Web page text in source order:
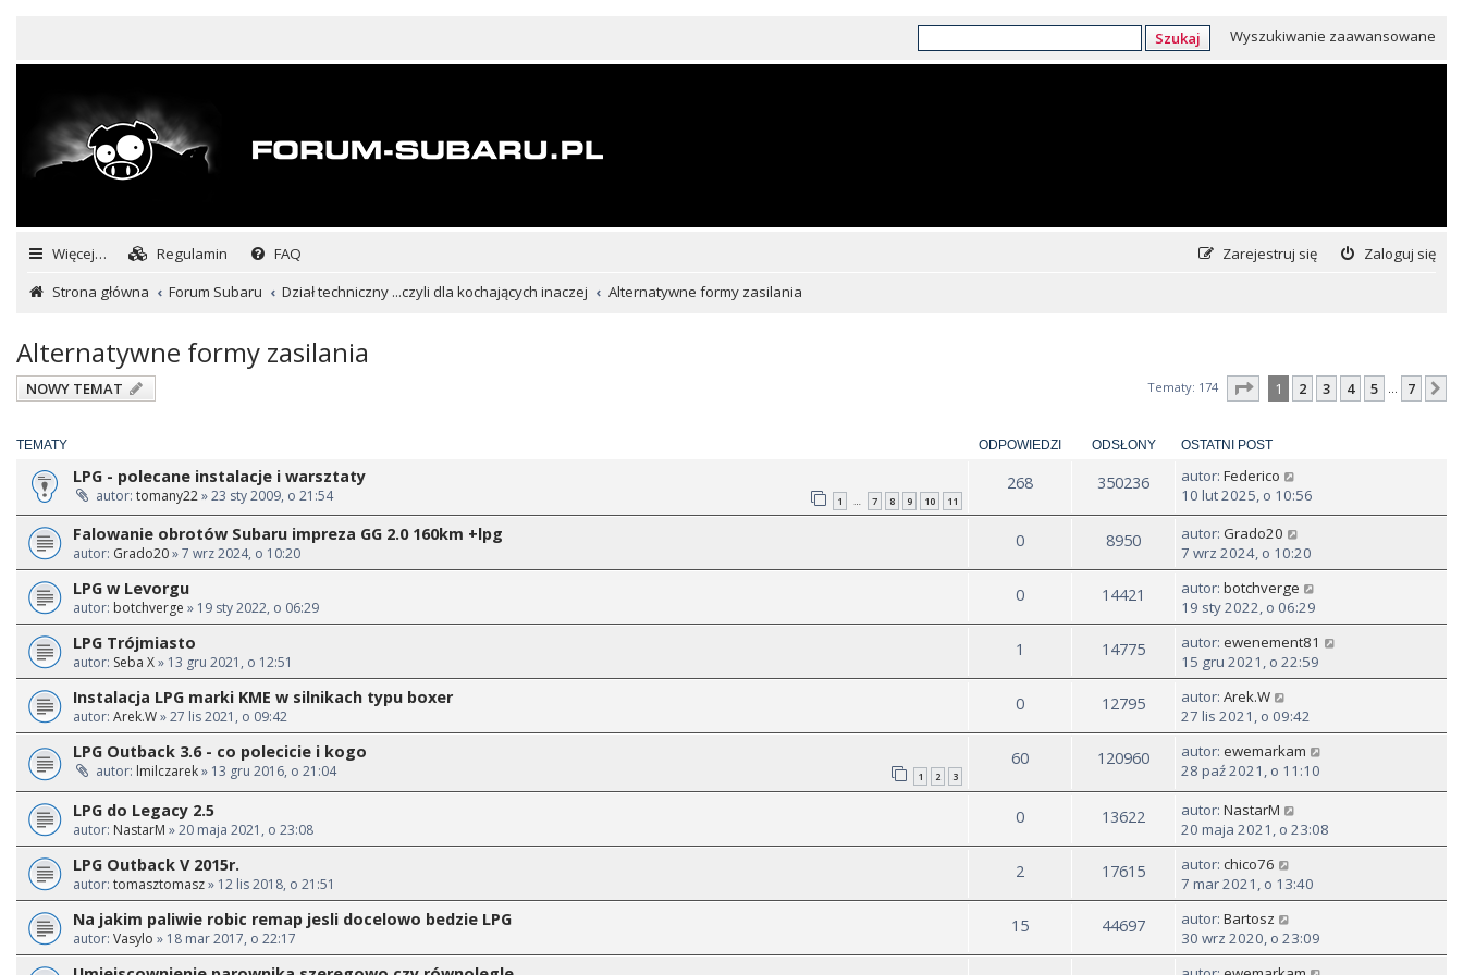
Szukaj Wyszukiwanie zaawansowane
Więcej… Regulamin FAQ Zaloguj się
Zarejestruj się
Strona główna
Forum Subaru Dział techniczny ...czyli dla kochających inaczej Alternatywne formy zasilania
Alternatywne formy zasilania
NOWY TEMAT Tematy: 174 Strona1 z7
1 2 3 4 5 … 7
TEMATY ODPOWIEDZI ODSŁONY OSTATNI POST
LPG - polecane instalacje i warsztaty
autor: tomany22» 23 sty 2009, o 21:54 1 … 7 8 9 10 11
268 350236 autor: Federico
10 lut 2025, o 10:56
Falowanie obrotów Subaru impreza GG 2.0 160km +lpg
autor: Grado20» 7 wrz 2024, o 10:20
0 8950 autor: Grado20
7 wrz 2024, o 10:20
LPG w Levorgu
autor: botchverge » 19 sty 2022, o 06:29
0 14421 autor: botchverge
19 sty 2022, o 06:29
LPG Trójmiasto
autor: Seba X» 13 gru 2021, o 12:51
1 14775 autor: ewenement81
15 gru 2021, o 22:59
Instalacja LPG marki KME w silnikach typu boxer
autor: Arek.W» 27 lis 2021, o 09:42
0 12795 autor: Arek.W
27 lis 2021, o 09:42
LPG Outback 3.6 - co polecicie i kogo
autor: lmilczarek» 13 gru 2016, o 21:04 1 2 3
60 120960 autor: ewemarkam
28 paź 2021, o 11:10
LPG do Legacy 2.5
autor: NastarM » 20 maja 2021, o 23:08
0 13622 autor: NastarM
20 maja 2021, o 23:08
LPG Outback V 2015r.
autor: tomasztomasz» 12 lis 2018, o 21:51
2 17615 autor: chico76
7 mar 2021, o 13:40
Na jakim paliwie robic remap jesli docelowo bedzie LPG
autor: Vasylo » 18 mar 2017, o 22:17
15 44697 autor: Bartosz
30 wrz 2020, o 23:09